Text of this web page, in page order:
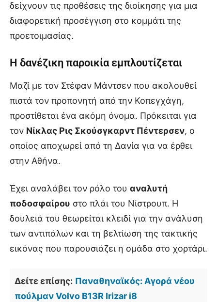
δείχνουν τις προθέσεις της διοίκησης για μια
διαφορετική προσέγγιση στο κομμάτι της
προετοιμασίας.
Η δανέζικη παροικία εμπλουτίζεται
Μαζί με τον Στέφαν Μάντσεν που ακολουθεί
πιστά τον προπονητή από την Κοπεγχάγη,
προστίθεται ένα ακόμη όνομα. Πρόκειται για
τον Νίκλας Ρις Σκούσγκαρντ Πέντερσεν, ο
οποίος αποχωρεί από τη Δανία για να έρθει
στην Αθήνα.
Έχει αναλάβει τον ρόλο του αναλυτή
ποδοσφαίρου στο πλάι του Νίστρουπ. Η
δουλειά του θεωρείται κλειδί για την ανάλυση
των αντιπάλων και τη βελτίωση της τακτικής
εικόνας που παρουσιάζει η ομάδα στο χορτάρι.
Δείτε επίσης: Παναθηναϊκός: Αγορά νέου
πούλμαν Volvo B13R Irizar i8